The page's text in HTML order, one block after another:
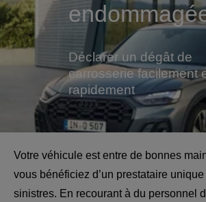
Acheter une Audi
Service
Accessoires Audi d'origine
Clients commerciaux
Déclarer un dégât de
carrosserie facilement
rapidement
Votre véhicule est entre de bonnes
vous bénéficiez d’un prestataire
sinistres. En recourant à du personnel